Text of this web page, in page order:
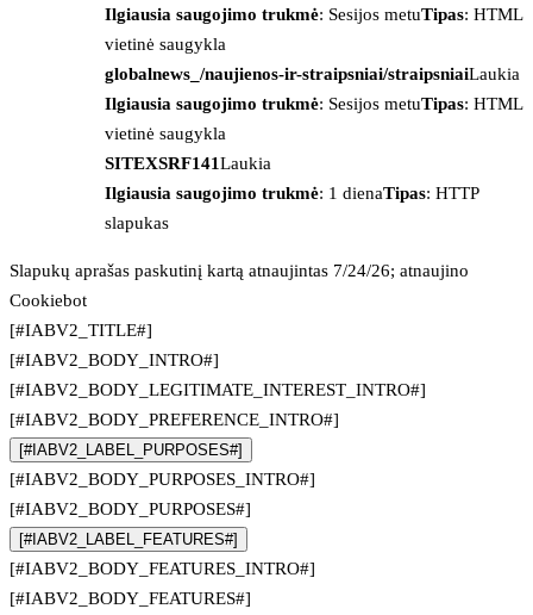
Ilgiausia saugojimo trukmė: Sesijos metuTipas: HTML
vietinė saugykla
globalnews_/naujienos-ir-straipsniai/straipsniaiLaukia
Ilgiausia saugojimo trukmė: Sesijos metuTipas: HTML
vietinė saugykla
SITEXSRF141Laukia
Ilgiausia saugojimo trukmė: 1 dienaTipas: HTTP
slapukas
Slapukų aprašas paskutinį kartą atnaujintas 7/24/26; atnaujino
Cookiebot
[#IABV2_TITLE#]
[#IABV2_BODY_INTRO#]
[#IABV2_BODY_LEGITIMATE_INTEREST_INTRO#]
[#IABV2_BODY_PREFERENCE_INTRO#]
[#IABV2_LABEL_PURPOSES#]
[#IABV2_BODY_PURPOSES_INTRO#]
[#IABV2_BODY_PURPOSES#]
[#IABV2_LABEL_FEATURES#]
[#IABV2_BODY_FEATURES_INTRO#]
[#IABV2_BODY_FEATURES#]